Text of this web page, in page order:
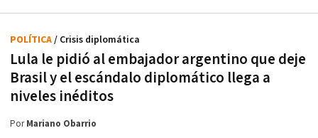
Lula le pidió al embajador argentino que deje
Brasil y el escándalo diplomático llega a
niveles inéditos
POLÍTICA/ Crisis diplomática
PorMariano Obarrio